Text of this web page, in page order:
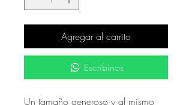
Agregar al carrito
Escribinos
Un tamaño generoso y al mismo